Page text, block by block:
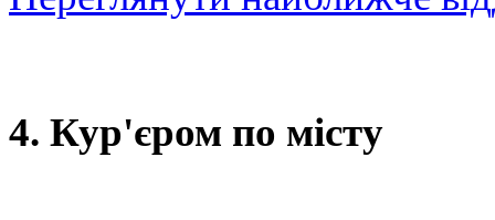
4. Кур'єром по місту